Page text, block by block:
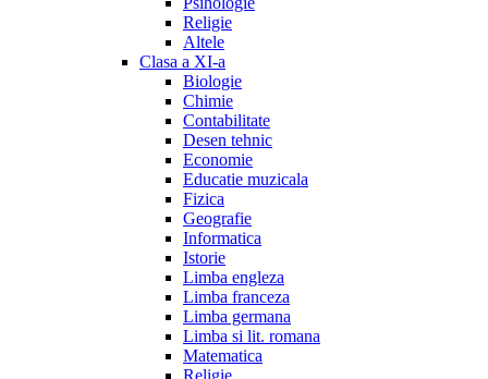
Religie
Altele
Clasa a XI-a
Biologie
Chimie
Contabilitate
Desen tehnic
Economie
Educatie muzicala
Fizica
Geografie
Informatica
Istorie
Limba engleza
Limba franceza
Limba germana
Limba si lit. romana
Matematica